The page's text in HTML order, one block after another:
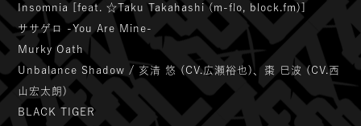
Insomnia [feat. ☆Taku Takahashi (m-flo, block.fm)]
ササゲロ -You Are Mine-
Murky Oath
Unbalance Shadow / 亥清 悠 (CV.広瀬裕也)、棗 巳波 (CV.西
山宏太朗)
BLACK TIGER